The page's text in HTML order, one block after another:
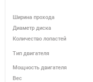
Ширина прохода
Диаметр диска
Количество лопастей
Тип двигателя
Мощность двигателя
Вес